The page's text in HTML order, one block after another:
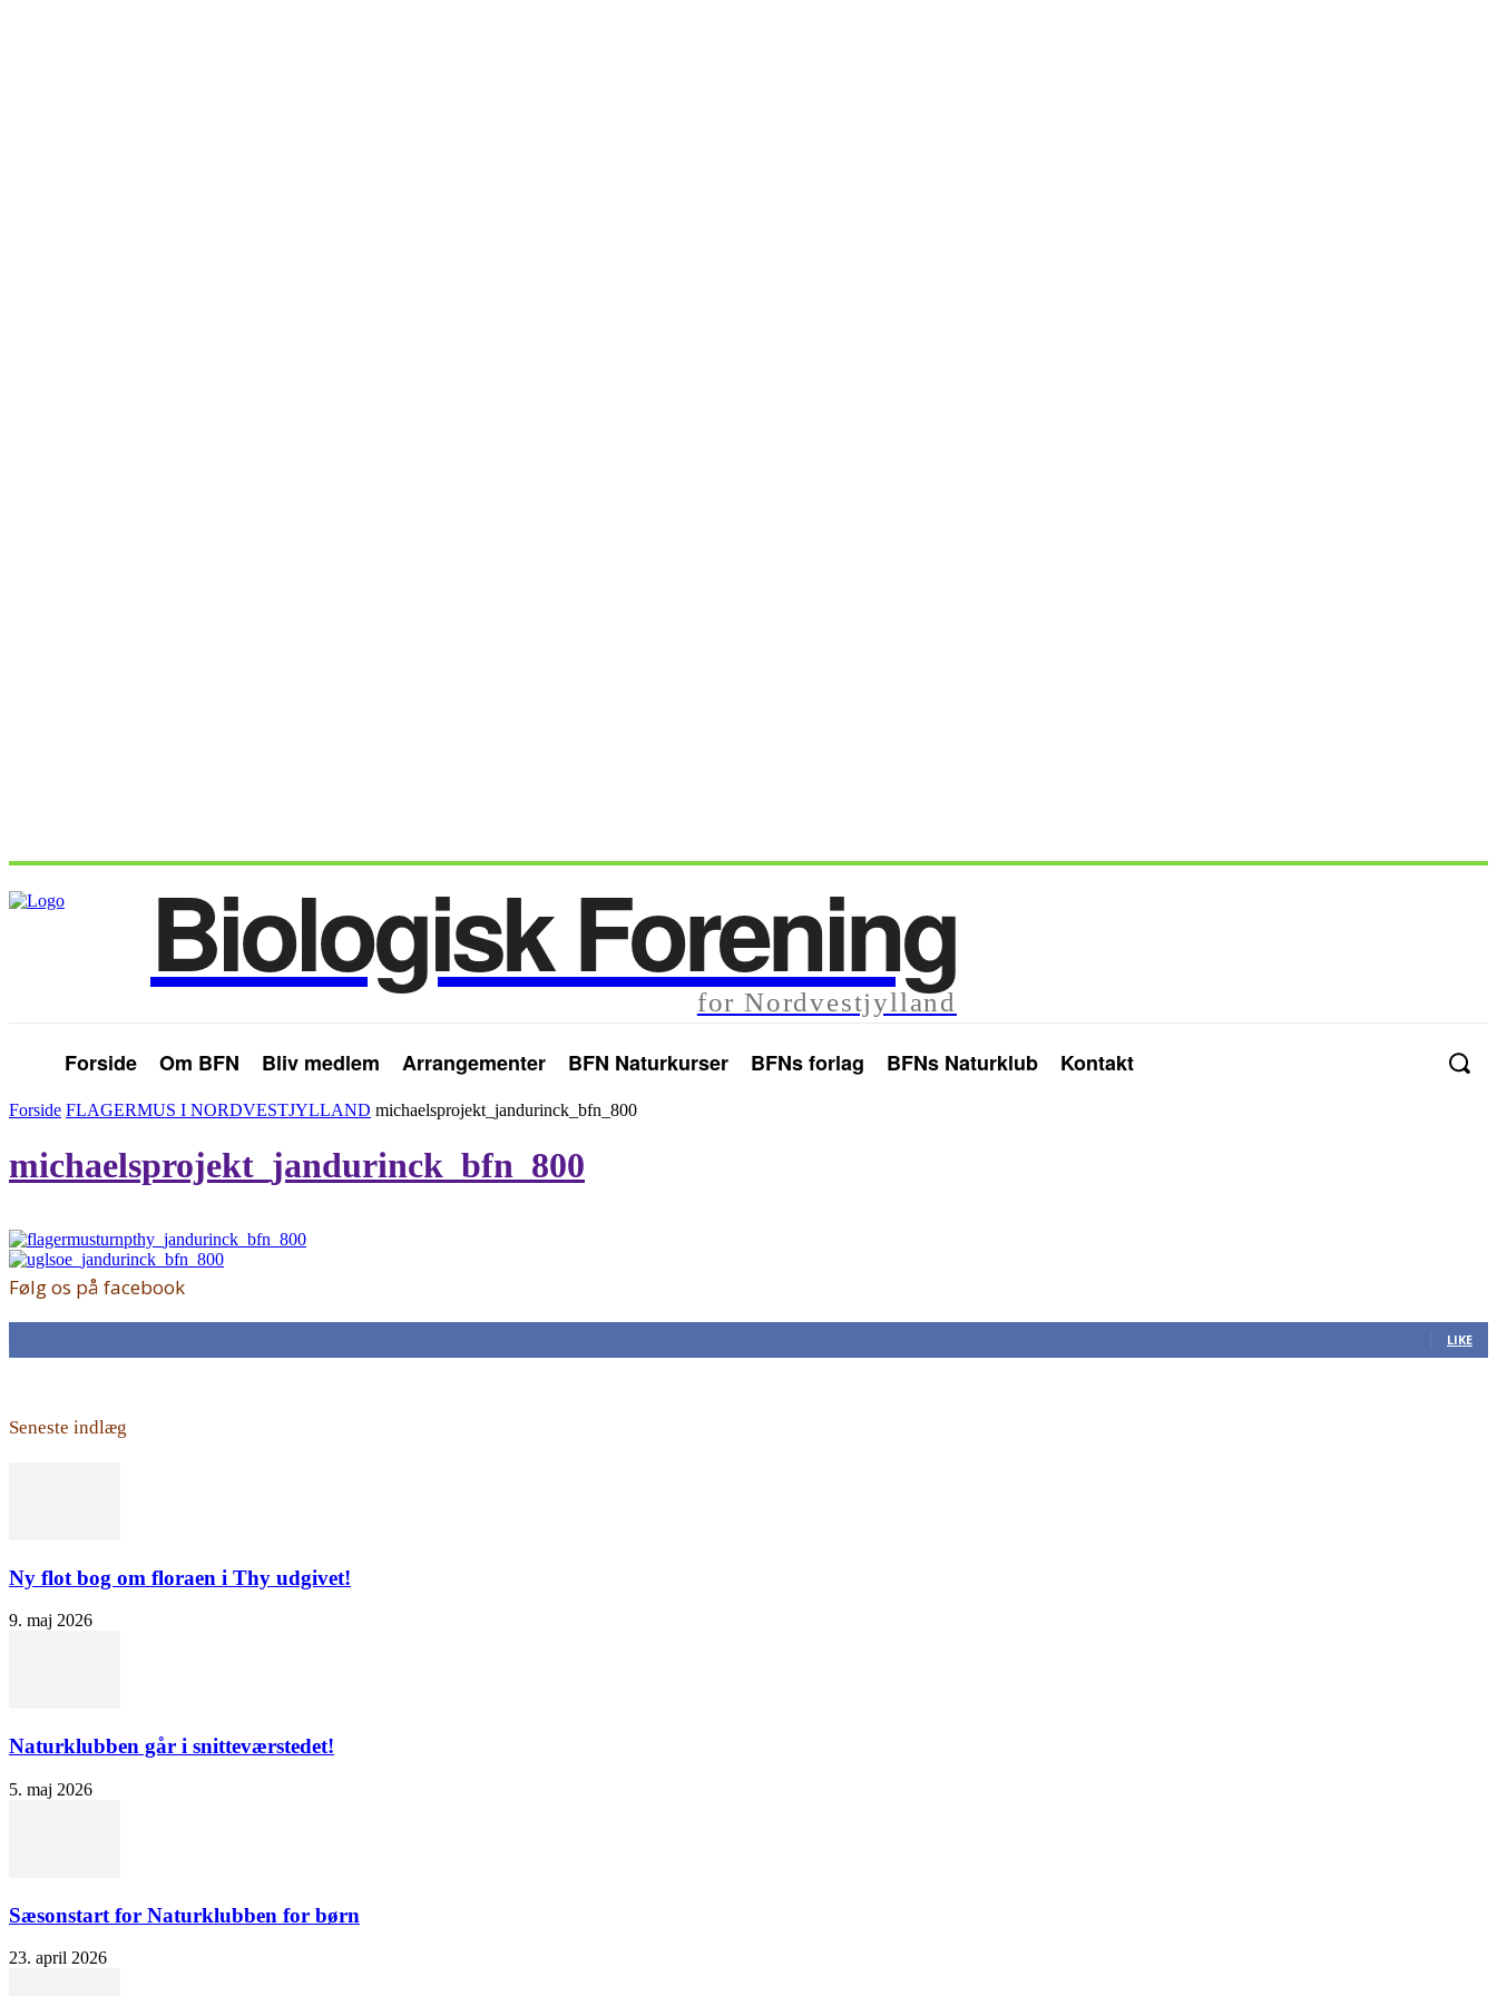
Biologisk Forening
for Nordvestjylland
Forside Om BFN Bliv medlem Arrangementer BFN Naturkurser BFNs forlag BFNs Naturklub Kontakt
Forside FLAGERMUS I NORDVESTJYLLAND michaelsprojekt_jandurinck_bfn_800
michaelsprojekt_jandurinck_bfn_800
Følg os på facebook
LIKE
Seneste indlæg
Ny flot bog om floraen i Thy udgivet!
9. maj 2026
Naturklubben går i snitteværstedet!
5. maj 2026
Sæsonstart for Naturklubben for børn
23. april 2026